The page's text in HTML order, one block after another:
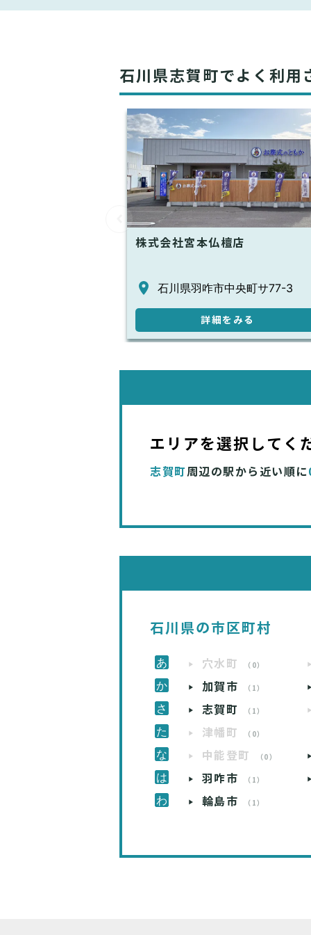
石川県志賀町でよく利用
株式会社宮本仏檀店
石川県羽咋市中央町サ77-3
詳細をみる
エリアを選択してく
志賀町周辺の駅から近い順に
石川県の市区町村
穴水町 （0）
加賀市 （1）
志賀町 （1）
津幡町 （0）
中能登町 （0）
羽咋市 （1）
輪島市 （1）